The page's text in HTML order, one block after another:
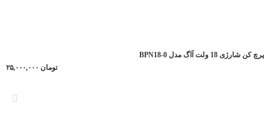
پرچ کن شارژی 18 ولت آاگ مدل BPN18-0
تومان